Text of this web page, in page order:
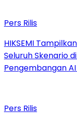
Pers Rilis
HIKSEMI
Seluruh Skenario
Pengembangan
Pers Rilis